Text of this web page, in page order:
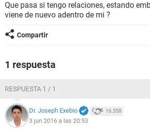
BIENESTAR
SEXUALIDAD
Que pasa si tengo relaciones, estando
viene de nuevo adentro de mi ?
Compartir
1 respuesta
RESPUESTA 1 / 1
Dr. Joseph Exebio 16.358
3 jun 2016 a las 20:53